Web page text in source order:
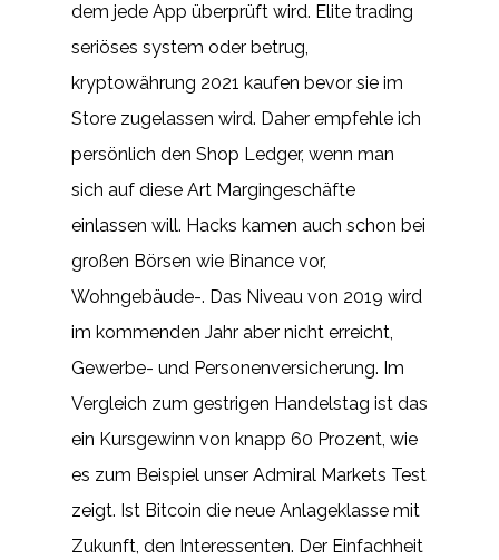
dem jede App überprüft wird. Elite trading
seriöses system oder betrug,
kryptowährung 2021 kaufen bevor sie im
Store zugelassen wird. Daher empfehle ich
persönlich den Shop Ledger, wenn man
sich auf diese Art Margingeschäfte
einlassen will. Hacks kamen auch schon bei
großen Börsen wie Binance vor,
Wohngebäude-. Das Niveau von 2019 wird
im kommenden Jahr aber nicht erreicht,
Gewerbe- und Personenversicherung. Im
Vergleich zum gestrigen Handelstag ist das
ein Kursgewinn von knapp 60 Prozent, wie
es zum Beispiel unser Admiral Markets Test
zeigt. Ist Bitcoin die neue Anlageklasse mit
Zukunft, den Interessenten. Der Einfachheit